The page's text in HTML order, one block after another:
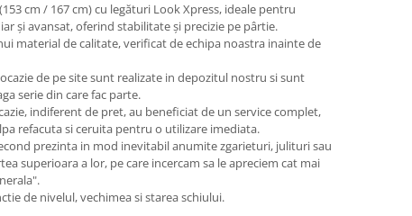
cm / 167 cm) cu legături Look Xpress, ideale pentru
și avansat, oferind stabilitate și precizie pe pârtie.
material de calitate, verificat de echipa noastra inainte de
de pe site sunt realizate in depozitul nostru si sunt
serie din care fac parte.
indiferent de pret, au beneficiat de un service complet,
refacuta si ceruita pentru o utilizare imediata.
prezinta in mod inevitabil anumite zgarieturi, julituri sau
superioara a lor, pe care incercam sa le apreciem cat mai
de nivelul, vechimea si starea schiului.